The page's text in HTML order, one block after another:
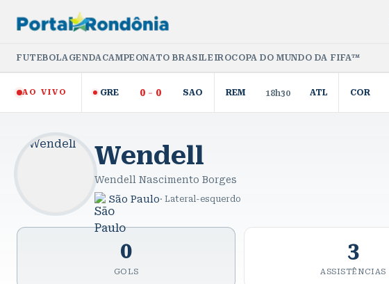
FUTEBOLAGENDACAMPEONATO BRASILEIROCOPA DO MUNDO DA FIFA™
AO VIVO GRE 0 - 0 SAO REM 18h30 ATL COR
Wendell
Wendell Nascimento Borges
São Paulo· Lateral-esquerdo
0
GOLS
3
ASSISTÊNCIAS